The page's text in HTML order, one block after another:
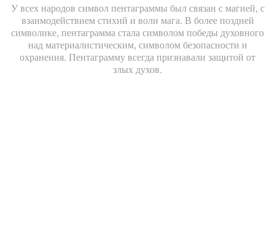
У всех народов символ пентаграммы был связан с магией, с
взаимодействием стихий и воли мага. В более поздней
символике, пентаграмма стала символом победы духовного
над материалистическим, символом безопасности и
охранения. Пентаграмму всегда признавали защитой от
злых духов.